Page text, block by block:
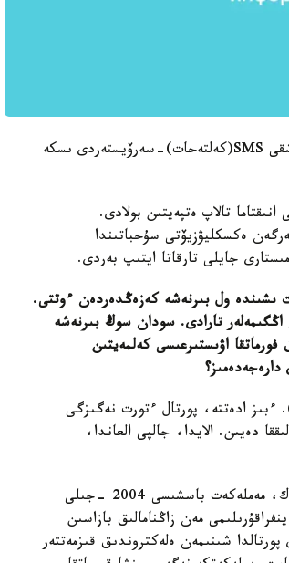
ازىرلەۋشىلەر جاڭا ەلەكتروندىق قىزمەتتەر، موبيلدىك قوسىمشالار، العاشقى SMS(كەلتەحات)-سەرۆيستەردى ىسكە
تالاپ ەتپەيتىن بولادى.
ەكسكليۋزيۆتى سۇحباتىندا
جايلى تارقاتا ايتىپ بەردى.
9 جىل تولدى. وسى ۋاقىت ىشىندە ول بىرنەشە كەزەڭدەردەن ءوتتى.
تارادى. سودان سوڭ بىرنەشە
فورماتقا اۋىستىرعىسى كەلمەيتىن
ادەتتە، پورتال ءتورت نەگىزگى
دەيىن. الايدا، جالپى العاندا،
تەك ايتا كەتۋ كەرەك، ەلەكتروندىق ۇكىمەت قۇرۋ جۇمىسى ءسال ەرتەرەك، مەملەكەت باسشىسى 2004 -جىلى
مەن زاڭنامالىق بازاسىن
پورتالدا شىنىمەن ەلەكتروندىق قىزمەتتەر